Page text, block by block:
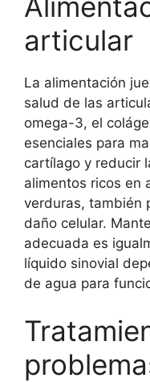
articular
La alimentación
salud de las
omega-3, el
esenciales para
cartílago y reducir
alimentos ricos en
verduras, también
daño celular.
adecuada es
líquido sinovial
de agua para